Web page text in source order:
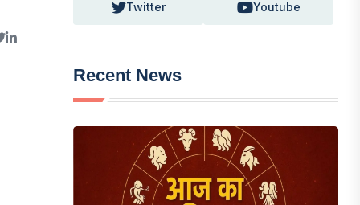
Twitter Youtube
Recent News